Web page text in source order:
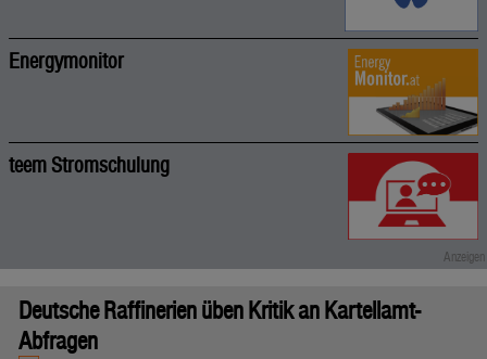
Energymonitor
teem Stromschulung
Deutsche Raffinerien üben Kritik an Kartellamt-
Abfragen